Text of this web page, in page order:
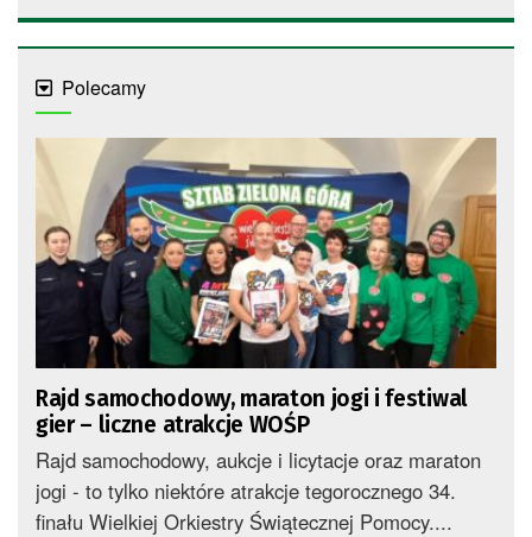
Polecamy
Rajd samochodowy, maraton jogi i festiwal
gier – liczne atrakcje WOŚP
Rajd samochodowy, aukcje i licytacje oraz maraton
jogi - to tylko niektóre atrakcje tegorocznego 34.
finału Wielkiej Orkiestry Świątecznej Pomocy....